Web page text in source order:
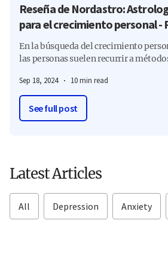
Reseña de Nordastro:
para el crecimiento personal -
En la búsqueda del crecimiento
las personas suelen recurrir a
Sep 18, 2024 10 min read
See full post
Latest Articles
All Depression Anxiety